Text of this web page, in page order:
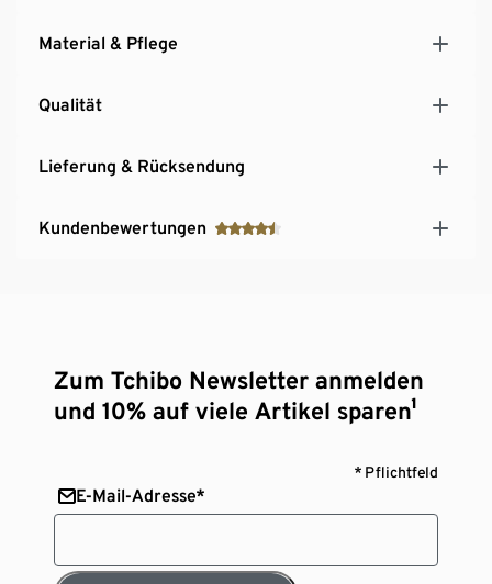
Material & Pflege
Qualität
Lieferung & Rücksendung
Kundenbewertungen
Zum Tchibo Newsletter anmelden
und 10% auf viele Artikel sparen¹
* Pflichtfeld
E-Mail-Adresse*